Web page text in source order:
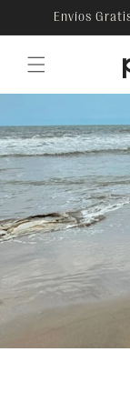
directamente
al contenido
Envíos